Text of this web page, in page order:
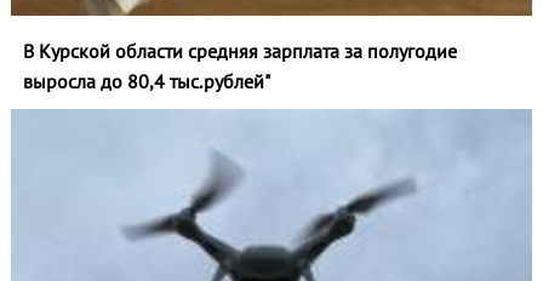
В Курской области средняя зарплата за полугодие
выросла до 80,4 тыс.рублей"